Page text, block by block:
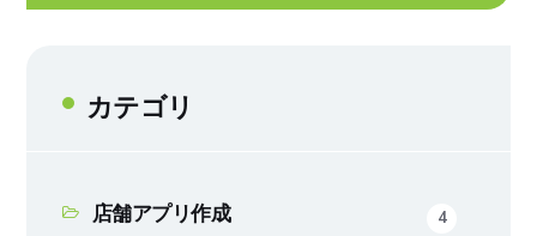
カテゴリ
店舗アプリ作成 4